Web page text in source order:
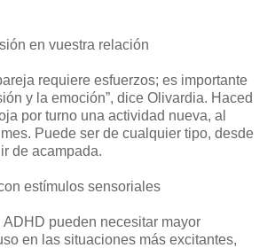
en vuestra relación
requiere esfuerzos; es importante
y la emoción”, dice Olivardia. Haced
por turno una actividad nueva, al
Puede ser de cualquier tipo, desde
de acampada.
estímulos sensoriales
ADHD pueden necesitar mayor
en las situaciones más excitantes,